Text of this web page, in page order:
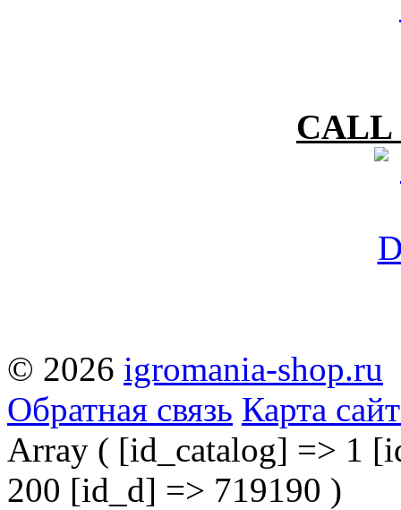
CALL
© 2026 igromania-shop.ru
Обратная связь Карта
Array ( [id_catalog] => 1
200 [id_d] => 719190 )